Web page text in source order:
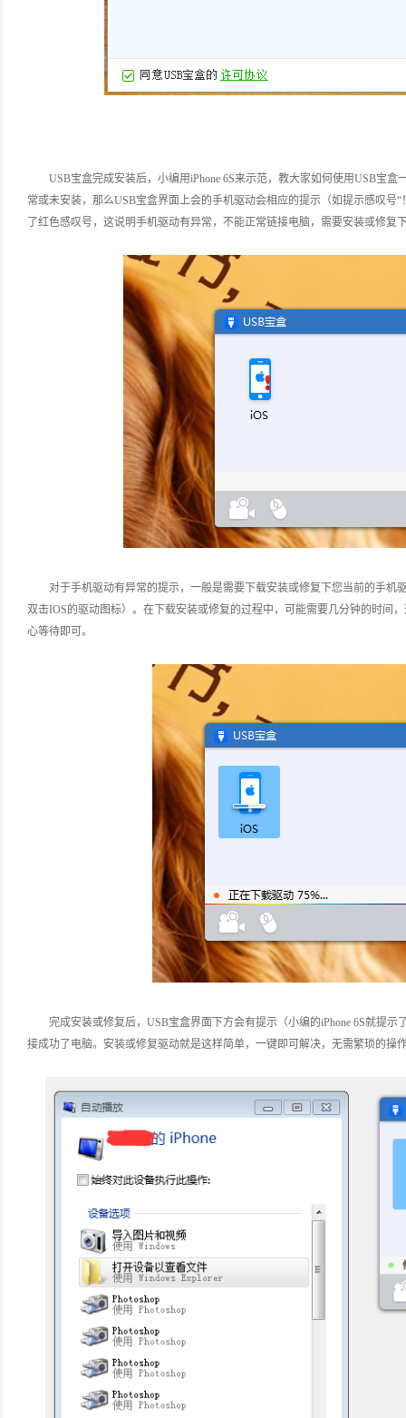
USB宝盒完成安装后，小编用iPhone 6S来示范，教大家如何使用USB宝
常或未安装，那么USB宝盒界面上会的手机驱动会相应的提示（如提示感叹号
了红色感叹号，这说明手机驱动有异常，不能正常链接电脑，需要安装或修复
对于手机驱动有异常的提示，一般是需要下载安装或修复下您当前的手机
双击IOS的驱动图标）。在下载安装或修复的过程中，可能需要几分钟的时间
心等待即可。
完成安装或修复后，USB宝盒界面下方会有提示（小编的iPhone 6S就提
接成功了电脑。安装或修复驱动就是这样简单，一键即可解决，无需繁琐的操